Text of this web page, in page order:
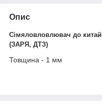
Опис
Сімяловловлювач до
(ЗАРЯ, ДТЗ)
Товщина - 1 мм